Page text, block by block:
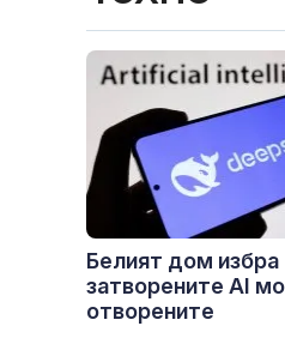
Белият дом избра
затворените AI
отворените